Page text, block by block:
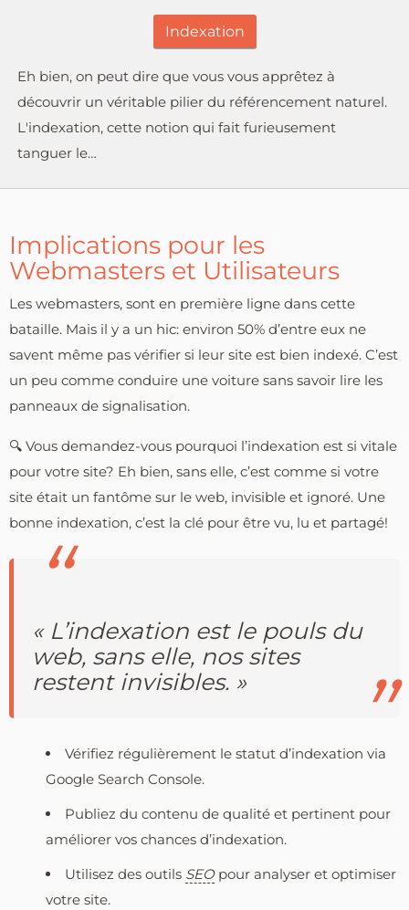
Indexation
Eh bien, on peut dire que vous vous apprêtez à
découvrir un véritable pilier du référencement naturel.
L'indexation, cette notion qui fait furieusement
tanguer le…
Implications pour les
Webmasters et Utilisateurs
Les webmasters, sont en première ligne dans cette
bataille. Mais il y a un hic: environ 50% d’entre eux ne
savent même pas vérifier si leur site est bien indexé. C’est
un peu comme conduire une voiture sans savoir lire les
panneaux de signalisation.
🔍 Vous demandez-vous pourquoi l’indexation est si vitale
pour votre site? Eh bien, sans elle, c’est comme si votre
site était un fantôme sur le web, invisible et ignoré. Une
bonne indexation, c’est la clé pour être vu, lu et partagé!
« L’indexation est le pouls du
web, sans elle, nos sites
restent invisibles. »
Vérifiez régulièrement le statut d’indexation via
Google Search Console.
Publiez du contenu de qualité et pertinent pour
améliorer vos chances d’indexation.
Utilisez des outils SEOpour analyser et optimiser
votre site.